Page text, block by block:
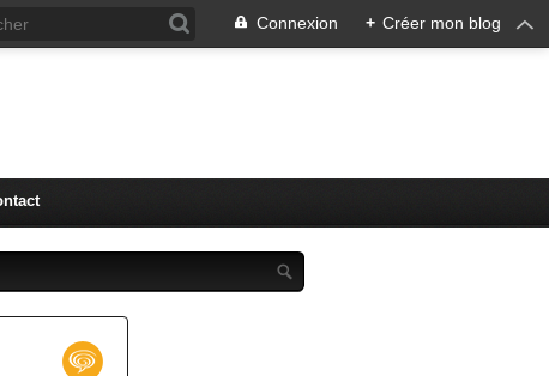
Connexion + Créer mon blog